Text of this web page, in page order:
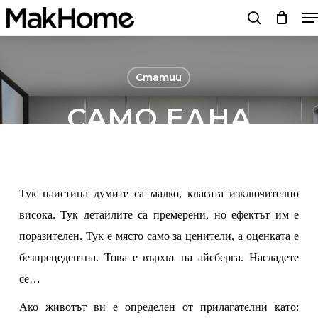
Skip
to
content
Статии
САМО ЕДНА
РЕВЮ НА СПАЛЕН
КОМПЛЕКТ
„СИЛВЪР
ИМПЕРИАЛ“
By Мебели MakHome 27/11/20 No Comments
Тук наистина думите са малко, класата изключително
висока. Тук детайлите са премерени, но ефектът им е
поразителен. Тук е място само за ценители, а оценката е
безпрецедентна. Това е върхът на айсберга. Насладете
се…
Ако животът ви е определен от прилагателни като: